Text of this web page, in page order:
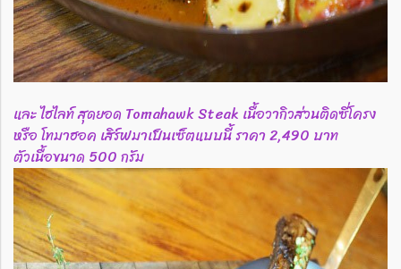
และ ไฮไลท์ สุดยอด Tomahawk Steak เนื้อวากิวส่วนติดซี่โครง
หรือ โทมาฮอค เสิร์ฟมาเป็นเซ็ตแบบนี้ ราคา 2,490 บาท
ตัวเนื้อขนาด 500 กรัม